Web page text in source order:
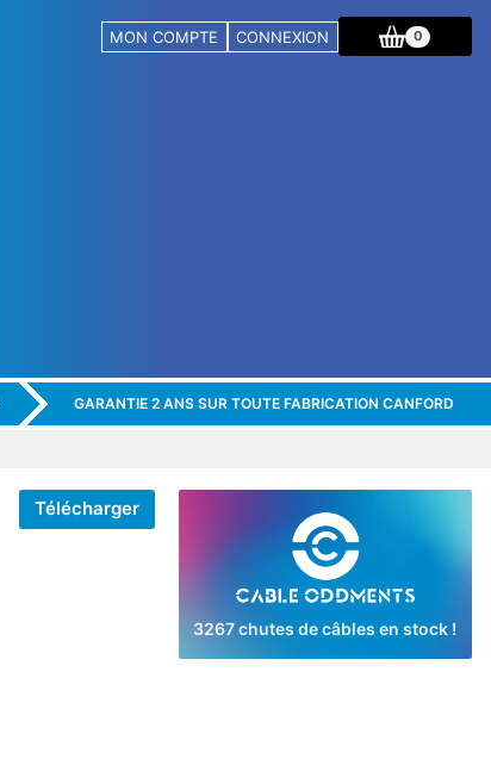
MON COMPTE CONNEXION 0
GARANTIE 2 ANS SUR TOUTE FABRICATION CANFORD
3267 chutes de câbles en stock !